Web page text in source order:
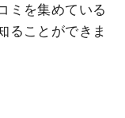
ミを集めている
ることができま